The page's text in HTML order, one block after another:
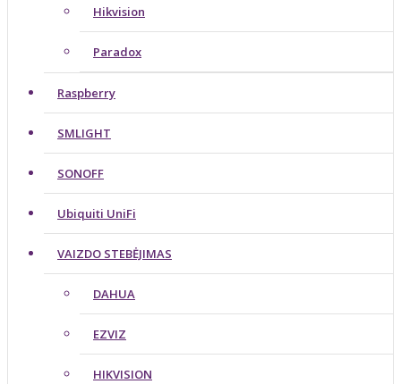
Hikvision
Paradox
Raspberry
SMLIGHT
SONOFF
Ubiquiti UniFi
VAIZDO STEBĖJIMAS
DAHUA
EZVIZ
HIKVISION